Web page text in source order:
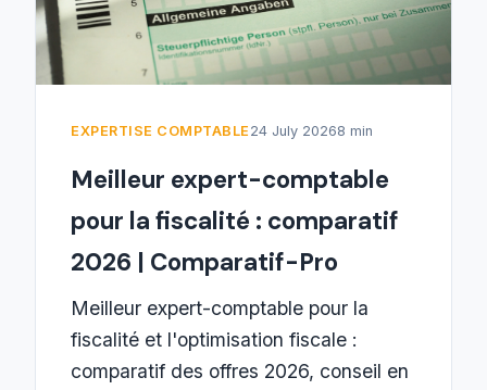
EXPERTISE COMPTABLE 24 July 20268 min
Meilleur expert-comptable
pour la fiscalité : comparatif
2026 | Comparatif-Pro
Meilleur expert-comptable pour la
fiscalité et l'optimisation fiscale :
comparatif des offres 2026, conseil en